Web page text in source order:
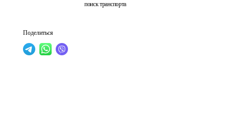
поиск транспорта
Поделиться